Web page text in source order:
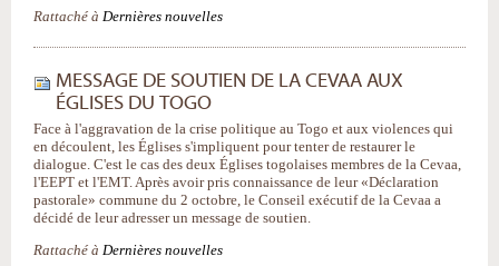
Rattaché à Dernières nouvelles
MESSAGE DE SOUTIEN DE LA CEVAA AUX
ÉGLISES DU TOGO
Face à l'aggravation de la crise politique au Togo et aux violences qui
en découlent, les Églises s'impliquent pour tenter de restaurer le
dialogue. C'est le cas des deux Églises togolaises membres de la Cevaa,
l'EEPT et l'EMT. Après avoir pris connaissance de leur «Déclaration
pastorale» commune du 2 octobre, le Conseil exécutif de la Cevaa a
décidé de leur adresser un message de soutien.
Rattaché à Dernières nouvelles